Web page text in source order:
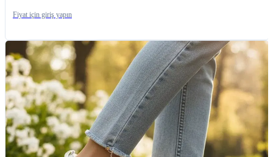
Fiyat için giriş yapın